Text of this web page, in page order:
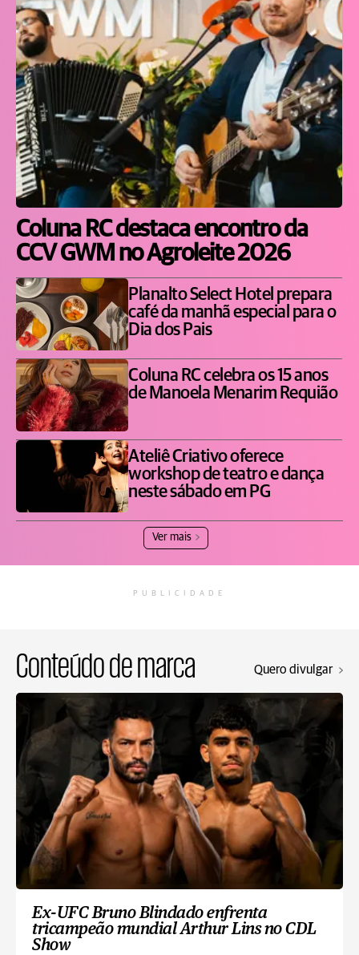
Coluna RC destaca encontro da
CCV GWM no Agroleite 2026
Planalto Select Hotel prepara
café da manhã especial para o
Dia dos Pais
Coluna RC celebra os 15 anos
de Manoela Menarim Requião
Ateliê Criativo oferece
workshop de teatro e dança
neste sábado em PG
Ver mais
PUBLICIDADE
Conteúdo de marca Quero divulgar
Ex-UFC Bruno Blindado enfrenta
tricampeão mundial Arthur Lins no CDL
Show